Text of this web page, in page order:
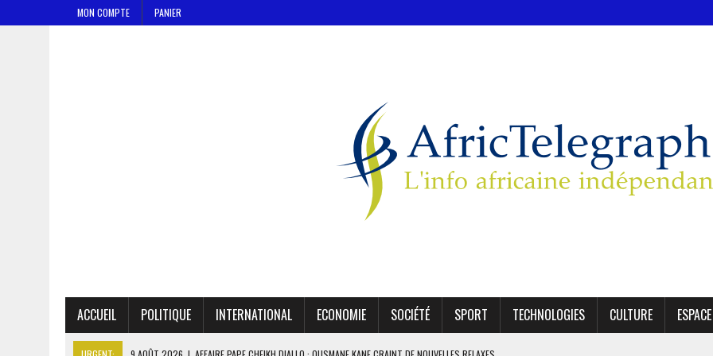
MON COMPTE PANIER
ACCUEIL POLITIQUE INTERNATIONAL ECONOMIE SOCIÉTÉ SPORT TECHNOLOGIES CULTURE